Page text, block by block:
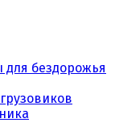
бездорожья